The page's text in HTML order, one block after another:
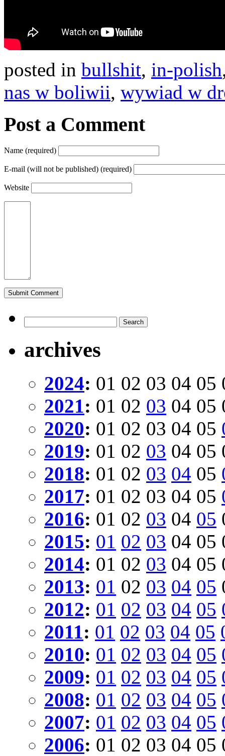
posted in bullshit, in-polish
nas w boliwii, wywiad w
Post a Comment
Name (required)
E-mail (will not be published) (required)
Website
archives
2024: 01 02 03 04 05
2021: 01 02 03 04 05
2020: 01 02 03 04 05
2019: 01 02 03 04 05
2018: 01 02 03 04 05
2017: 01 02 03 04 05
2016: 01 02 03 04 05
2015: 01 02 03 04 05
2014: 01 02 03 04 05
2013: 01 02 03 04 05
2012: 01 02 03 04 05
2011: 01 02 03 04 05
2010: 01 02 03 04 05
2009: 01 02 03 04 05
2008: 01 02 03 04 05
2007: 01 02 03 04 05
2006: 01 02 03 04 05